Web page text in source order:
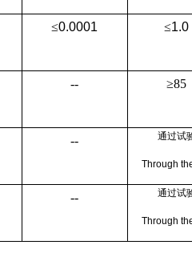
≤0.0001 ≤1.0
-- ≥85
-- 通过试
Through
-- 通过试
Through